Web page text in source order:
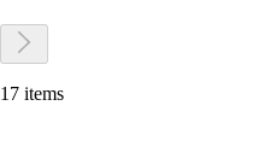
17 items